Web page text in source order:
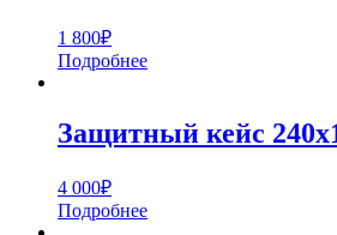
1 800₽
Подробнее
Защитный кейс
4 000₽
Подробнее